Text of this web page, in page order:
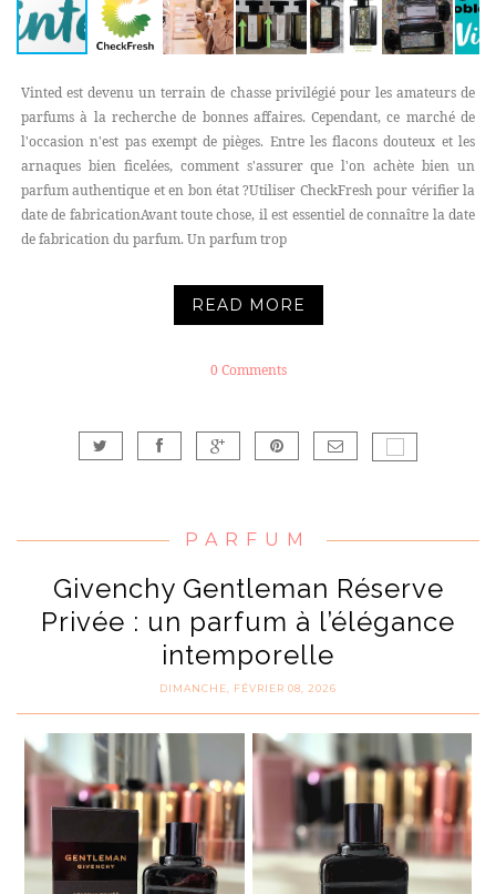
Vinted est devenu un terrain de chasse privilégié pour les amateurs de
parfums à la recherche de bonnes affaires. Cependant, ce marché de
l'occasion n'est pas exempt de pièges. Entre les flacons douteux et les
arnaques bien ficelées, comment s'assurer que l'on achète bien un
parfum authentique et en bon état ?Utiliser CheckFresh pour vérifier la
date de fabricationAvant toute chose, il est essentiel de connaître la date
de fabrication du parfum. Un parfum trop
READ MORE
0 Comments
PARFUM
Givenchy Gentleman Réserve
Privée : un parfum à l’élégance
intemporelle
DIMANCHE, FÉVRIER 08, 2026